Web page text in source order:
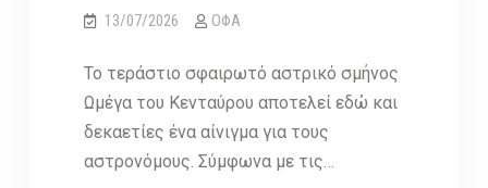
13/07/2026 ΟΦΑ
Το τεράστιο σφαιρωτό αστρικό σμήνος
Ωμέγα του Κενταύρου αποτελεί εδώ και
δεκαετίες ένα αίνιγμα για τους
αστρονόμους. Σύμφωνα με τις…